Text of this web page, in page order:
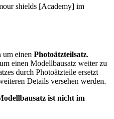
shields [Academy] im
um einen Photoätzteilsatz.
einen Modellbausatz weiter zu
durch Photoätzteile ersetzt
Details versehen werden.
ist nicht im